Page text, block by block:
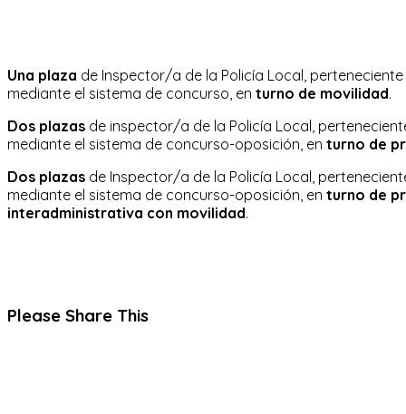
Una plaza de Inspector/a de la Policía Local,
mediante el sistema de concurso, en turno de movilidad.
Dos plazas de inspector/a de la Policía Local,
mediante el sistema de concurso-oposición, en turno de
Dos plazas de Inspector/a de la Policía Local,
mediante el sistema de concurso-oposición, en turno de
interadministrativa con movilidad.
Please Share ThisCompartir